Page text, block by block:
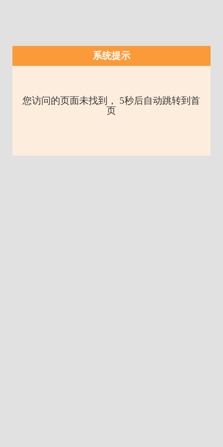
系统提示
您访问的页面未找到， 5秒后自动跳转到首
页